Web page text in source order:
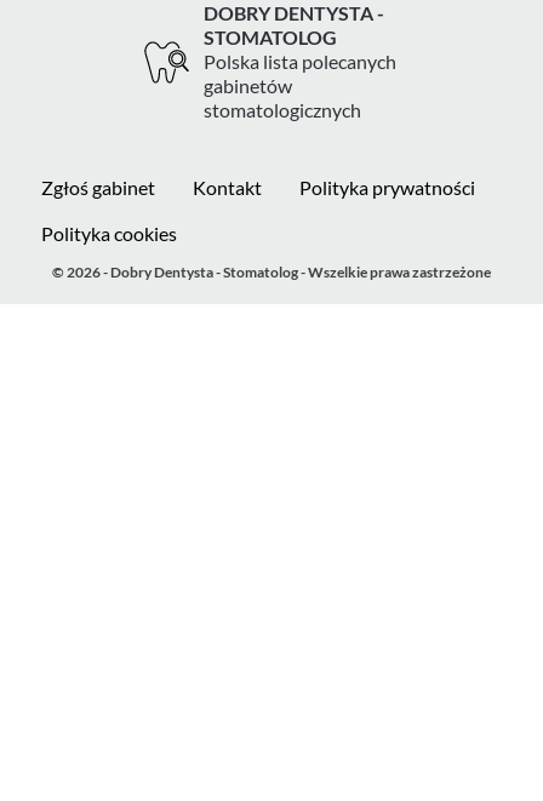
DOBRY DENTYSTA -
STOMATOLOG
Polska lista polecanych
gabinetów
stomatologicznych
Zgłoś gabinet Kontakt
Polityka prywatności
Polityka cookies
© 2026 - Dobry Dentysta - Stomatolog - Wszelkie prawa zastrzeżone